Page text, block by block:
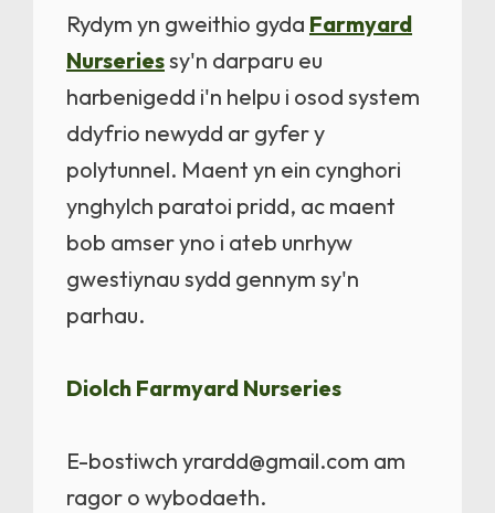
Rydym yn gweithio gyda Farmyard
Nurseriessy'n darparu eu
harbenigedd i'n helpu i osod system
ddyfrio newydd ar gyfer y
polytunnel. Maent yn ein cynghori
ynghylch paratoi pridd, ac maent
bob amser yno i ateb unrhyw
gwestiynau sydd gennym sy'n
parhau.
Diolch Farmyard Nurseries
E-bostiwch yrardd@gmail.com am
ragor o wybodaeth.